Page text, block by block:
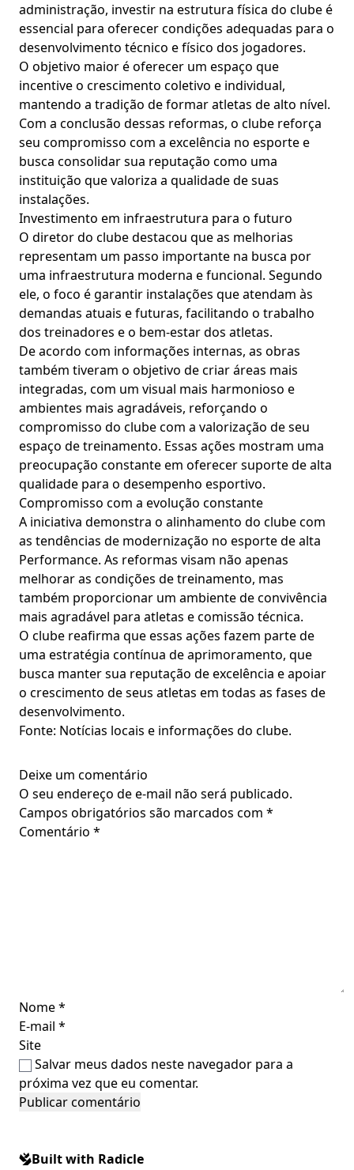
administração, investir na estrutura física do clube é
essencial para oferecer condições adequadas para o
desenvolvimento técnico e físico dos jogadores.
O objetivo maior é oferecer um espaço que
incentive o crescimento coletivo e individual,
mantendo a tradição de formar atletas de alto nível.
Com a conclusão dessas reformas, o clube reforça
seu compromisso com a excelência no esporte e
busca consolidar sua reputação como uma
instituição que valoriza a qualidade de suas
instalações.
Investimento em infraestrutura para o futuro
O diretor do clube destacou que as melhorias
representam um passo importante na busca por
uma infraestrutura moderna e funcional. Segundo
ele, o foco é garantir instalações que atendam às
demandas atuais e futuras, facilitando o trabalho
dos treinadores e o bem-estar dos atletas.
De acordo com informações internas, as obras
também tiveram o objetivo de criar áreas mais
integradas, com um visual mais harmonioso e
ambientes mais agradáveis, reforçando o
compromisso do clube com a valorização de seu
espaço de treinamento. Essas ações mostram uma
preocupação constante em oferecer suporte de alta
qualidade para o desempenho esportivo.
Compromisso com a evolução constante
A iniciativa demonstra o alinhamento do clube com
as tendências de modernização no esporte de alta
Performance. As reformas visam não apenas
melhorar as condições de treinamento, mas
também proporcionar um ambiente de convivência
mais agradável para atletas e comissão técnica.
O clube reafirma que essas ações fazem parte de
uma estratégia contínua de aprimoramento, que
busca manter sua reputação de excelência e apoiar
o crescimento de seus atletas em todas as fases de
desenvolvimento.
Fonte: Notícias locais e informações do clube.
Deixe um comentário
O seu endereço de e-mail não será publicado.
Campos obrigatórios são marcados com *
Comentário *
Nome*
E-mail *
Site
Salvar meus dados neste navegador para a
próxima vez que eu comentar.
Built with Radicle